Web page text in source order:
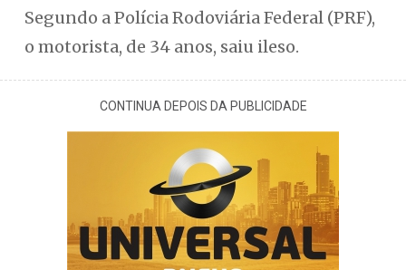
Segundo a Polícia Rodoviária Federal (PRF),
o motorista, de 34 anos, saiu ileso.
CONTINUA DEPOIS DA PUBLICIDADE